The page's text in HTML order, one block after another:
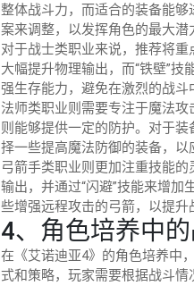
整体战斗力，而适合的装备能
案来调整，以发挥角色的最大潜
对于战士类职业来说，推荐将
大幅提升物理输出，而“铁壁”
强生存能力，避免在激烈的战斗
法师类职业则需要专注于魔法攻
则能够提供一定的防护。对于
择一些提高魔法防御的装备，以
弓箭手类职业则更加注重技能的
输出，并通过“闪避”技能来增
些增强远程攻击的弓箭，以提升
4、角色培养中
在《艾诺迪亚4》的角色培养中
式和策略，玩家需要根据战斗情